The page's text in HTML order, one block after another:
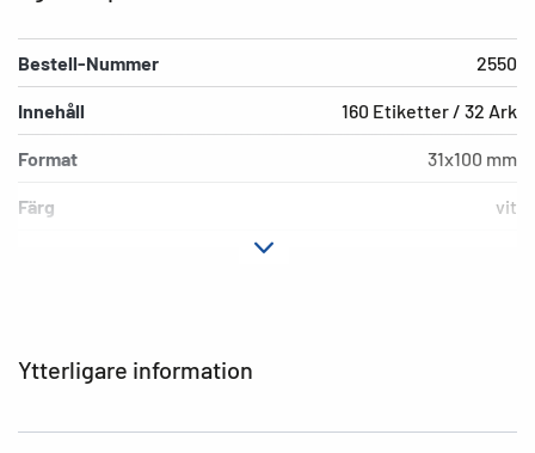
Ytterligare information
Bestell-Nummer 2550
Innehåll 160 Etiketter / 32 Ark
Format 31x100 mm
Färg vit